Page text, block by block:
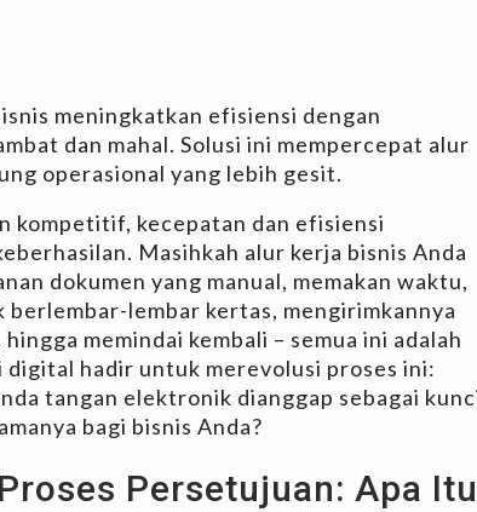
meningkatkan efisiensi dengan
dan mahal. Solusi ini mempercepat alur
operasional yang lebih gesit.
kompetitif, kecepatan dan efisiensi
Masihkah alur kerja bisnis Anda
dokumen yang manual, memakan waktu,
berlembar-lembar kertas, mengirimkannya
memindai kembali – semua ini adalah
digital hadir untuk merevolusi proses ini:
tangan elektronik dianggap sebagai
bagi bisnis Anda?
Persetujuan: Apa Itu